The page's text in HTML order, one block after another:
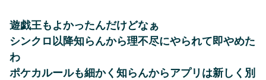
遊戯王もよかったんだけどなぁ
シンクロ以降知らんから理不尽にやられて即やめた
わ
ポケカルールも細かく知らんからアプリは新しく別